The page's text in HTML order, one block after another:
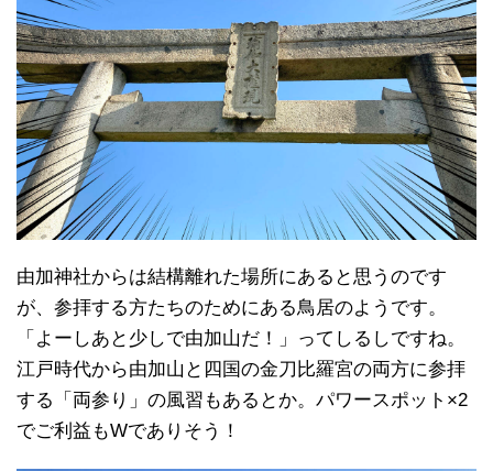
由加神社からは結構離れた場所にあると思うのです
が、参拝する方たちのためにある鳥居のようです。
「よーしあと少しで由加山だ！」ってしるしですね。
江戸時代から由加山と四国の金刀比羅宮の両方に参拝
する「両参り」の風習もあるとか。パワースポット×2
でご利益もWでありそう！